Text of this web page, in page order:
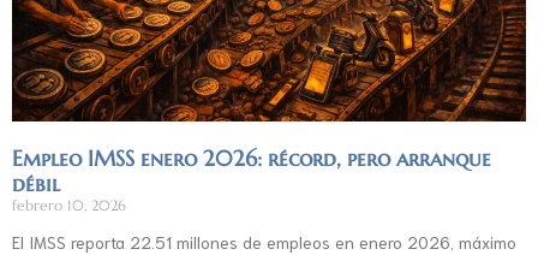
Empleo IMSS enero 2026: récord, pero arranque
débil
febrero 10, 2026
El IMSS reporta 22.51 millones de empleos en enero 2026, máximo